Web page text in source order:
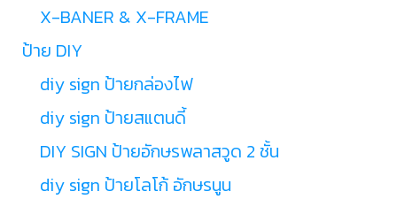
X-BANER & X-FRAME
ป้าย DIY
diy sign ป้ายกล่องไฟ
diy sign ป้ายสแตนดี้
DIY SIGN ป้ายอักษรพลาสวูด 2 ชั้น
diy sign ป้ายโลโก้ อักษรนูน